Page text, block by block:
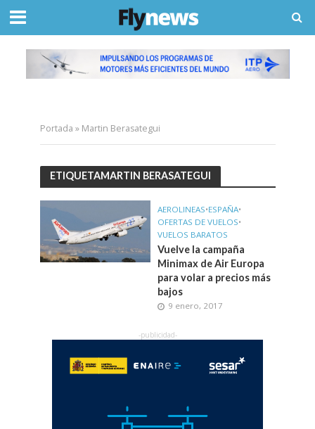
Portada » Martin Berasategui
ETIQUETAMARTIN BERASATEGUI
AEROLINEAS•ESPAÑA•
OFERTAS DE VUELOS•
VUELOS BARATOS
Vuelve la campaña
Minimax de Air Europa
para volar a precios más
bajos
9 enero, 2017